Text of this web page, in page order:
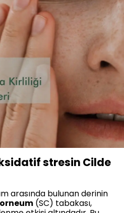
stresin Cilde
arasında bulunan derinin
(SC) tabakası,